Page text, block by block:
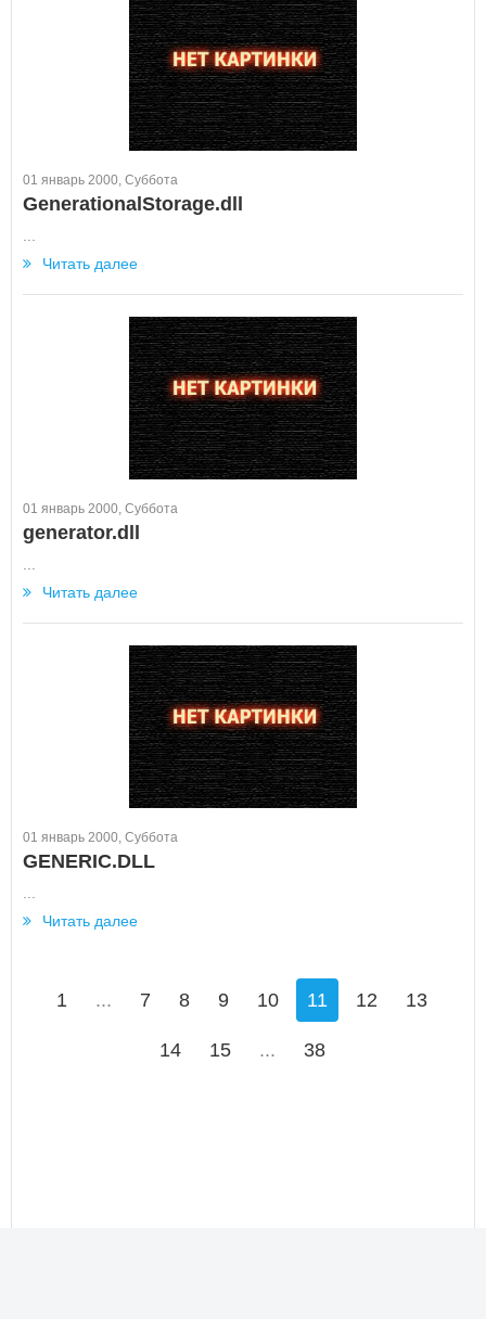
01 январь 2000, Суббота
GenerationalStorage.dll
Читать далее
01 январь 2000, Суббота
generator.dll
Читать далее
01 январь 2000, Суббота
GENERIC.DLL
Читать далее
1 ... 7 8 9 10 11 12 13
14 15 ... 38